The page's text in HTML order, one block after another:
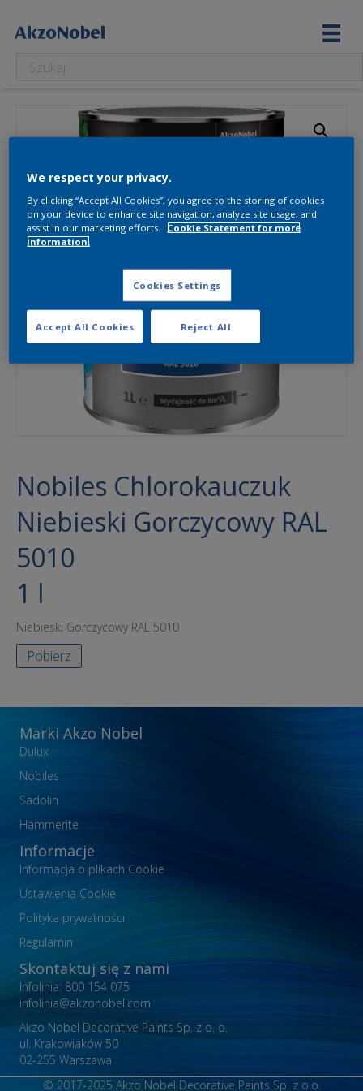
Nobiles Chlorokauczuk
Niebieski Gorczycowy RAL
5010
1 l
Niebieski Gorczycowy RAL 5010
Pobierz
Marki Akzo Nobel
Dulux
Nobiles
Sadolin
Hammerite
Informacje
Informacja o plikach Cookie
Ustawienia Cookie
Polityka prywatności
Regulamin
Skontaktuj się z nami
Infolinia: 800 154 075
infolinia@akzonobel.com
Akzo Nobel Decorative Paints Sp. z o. o.
ul. Krakowiaków 50
02-255 Warszawa
© 2017-2025 Akzo Nobel Decorative Paints Sp. z o.o.
We respect your privacy.
By clicking “Accept All Cookies”, you agree to the storing of cookies
on your device to enhance site navigation, analyze site usage, and
assist in our marketing efforts.
Cookie Statement for more
information.
Cookies Settings
Reject All
Accept All Cookies